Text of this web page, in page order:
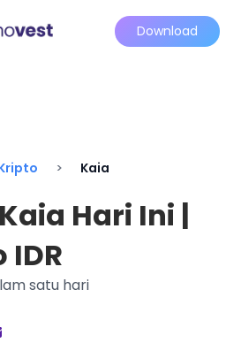
Download
Kaia
Hari Ini |
IDR
satu hari